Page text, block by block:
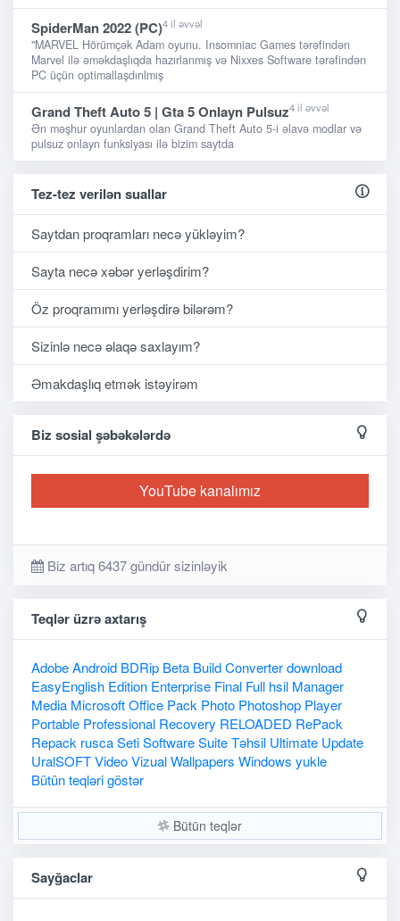
SpiderMan 2022 (PC)4 il əvvəl
"MARVEL Hörümçək Adam oyunu. Insomniac Games tərəfindən
Marvel ilə əməkdaşlıqda hazırlanmış və Nixxes Software tərəfindən
PC üçün optimallaşdırılmış
Grand Theft Auto 5 | Gta 5 Onlayn Pulsuz4 il əvvəl
Ən məşhur oyunlardan olan Grand Theft Auto 5-i əlavə modlar və
pulsuz onlayn funksiyası ilə bizim saytda
Tez-tez verilən suallar
Saytdan proqramları necə yükləyim?
Sayta necə xəbər yerləşdirim?
Öz proqramımı yerləşdirə bilərəm?
Sizinlə necə əlaqə saxlayım?
Əmakdaşlıq etmək istəyirəm
Biz sosial şəbəkələrdə
YouTube kanalımız
Biz artıq 6437 gündür sizinləyik
Teqlər üzrə axtarış
AdobeAndroid BDRip Beta BuildConverterdownload
EasyEnglish Edition Enterprise Final Full hsil Manager
Media MicrosoftOffice Pack Photo Photoshop Player
Portable Professional Recovery RELOADED RePack
Repack ruscaSetiSoftwareSuiteTəhsil Ultimate Update
UralSOFTVideoVizualWallpapers Windows yukle
Bütün teqləri göstər
Bütün teqlər
Sayğaclar